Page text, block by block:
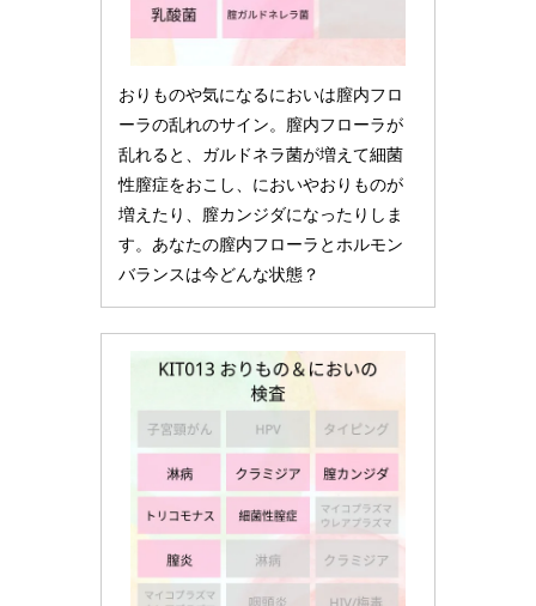
おりものや気になるにおいは膣内フロ
ーラの乱れのサイン。膣内フローラが
乱れると、ガルドネラ菌が増えて細菌
性膣症をおこし、においやおりものが
増えたり、膣カンジダになったりしま
す。あなたの膣内フローラとホルモン
バランスは今どんな状態？